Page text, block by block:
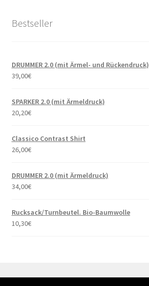
Bestseller
DRUMMER 2.0 (mit Ärmel- und Rückendruck)
39,00€
SPARKER 2.0 (mit Ärmeldruck)
20,20€
Classico Contrast Shirt
26,00€
DRUMMER 2.0 (mit Ärmeldruck)
34,00€
Rucksack/Turnbeutel. Bio-Baumwolle
10,30€